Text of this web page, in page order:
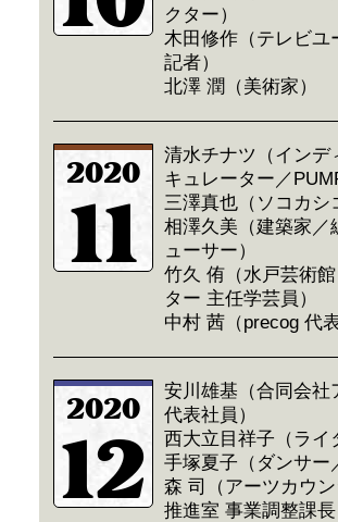
クター）
木田修作（テレビユ
記者）
北澤 潤（美術家）
2020
11
清水チナツ（インデ
キュレーター／
三澤真也（ソコカシ
相澤久美（建築家／
ューサー）
竹久 侑（水戸芸術
ター 主任学芸員）
中村 茜（precog 代
2020
12
安川雄基（合同会社
代表社員）
西大立目祥子（ライ
手塚夏子（ダンサー
森 司（アーツカウ
推進室 事業調整課長